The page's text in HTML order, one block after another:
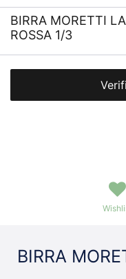
BIRRA MORETTI LA
ROSSA 1/3
BIRRA